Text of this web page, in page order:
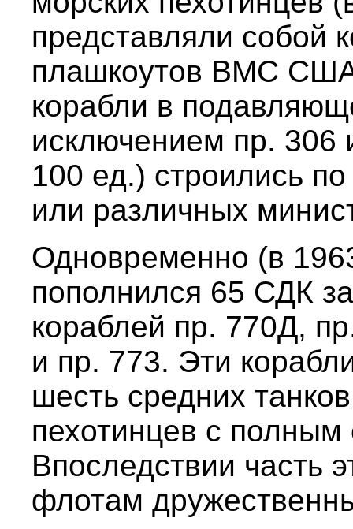
представляли собой
плашкоутов ВМС
корабли в
исключением пр. 306
100 ед.) строились
или различных
Одновременно (в
пополнился 65 СДК
кораблей пр. 770Д,
и пр. 773. Эти
шесть средних
пехотинцев с
Впоследствии часть
флотам